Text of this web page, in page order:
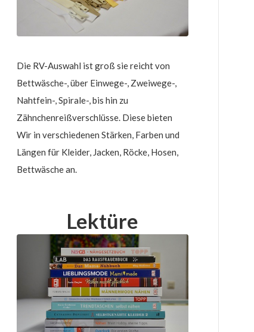
Die RV-Auswahl ist groß sie reicht von
Bettwäsche-, über Einwege-, Zweiwege-,
Nahtfein-, Spirale-, bis hin zu
Zähnchenreißverschlüsse. Diese bieten
Wir in verschiedenen Stärken, Farben und
Längen für Kleider, Jacken, Röcke, Hosen,
Bettwäsche an.
Lektüre